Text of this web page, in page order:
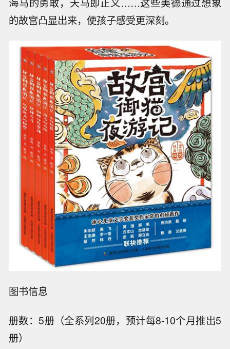
的故宫凸显出来，使孩子感受更深刻。
图书信息
册数：5册（全系列20册，预计每8-10个月推出5
册）